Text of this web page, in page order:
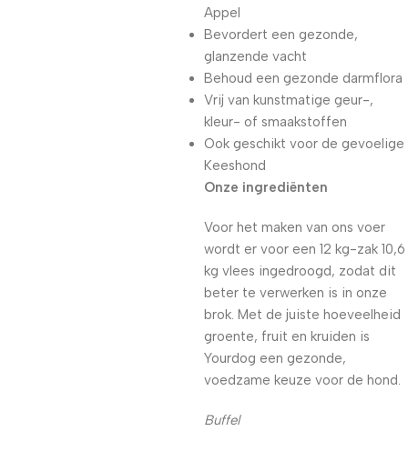
Appel
Bevordert een gezonde,
glanzende vacht
Behoud een gezonde darmflora
Vrij van kunstmatige geur-,
kleur- of smaakstoffen
Ook geschikt voor de gevoelige
Keeshond
Onze ingrediënten
Voor het maken van ons voer
wordt er voor een 12 kg-zak 10,6
kg vlees ingedroogd, zodat dit
beter te verwerken is in onze
brok. Met de juiste hoeveelheid
groente, fruit en kruiden is
Yourdog een gezonde,
voedzame keuze voor de hond.
Buffel